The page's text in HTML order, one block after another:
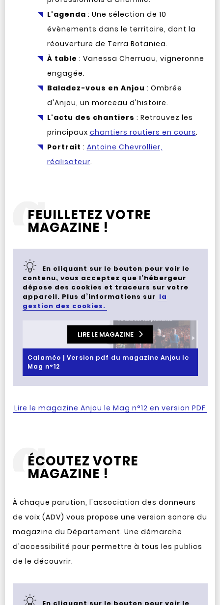
L'agenda : Une sélection de 10
évènements dans le territoire, dont la
réouverture de Terra Botanica.
À table : Vanessa Cherruau, vigneronne
engagée.
Baladez-vous en Anjou : Ombrée
d'Anjou, un morceau d'histoire.
L'actu des chantiers : Retrouvez les
principaux chantiers routiers en cours.
Portrait : Antoine Chevrollier,
réalisateur.
FEUILLETEZ VOTRE
MAGAZINE !
En cliquant sur le bouton pour voir le
contenu, vous acceptez que l’hébergeur
dépose des cookies et traceurs sur votre
appareil. Plus d’informations sur la
gestion des cookies.
LIRE LE MAGAZINE
Calaméo | Version pdf du magazine Anjou le
Mag n°12
Lire le magazine Anjou le Mag n°12 en version PDF
ÉCOUTEZ VOTRE
MAGAZINE !
À chaque parution, l'association des donneurs
de voix (ADV) vous propose une version sonore du
magazine du Département. Une démarche
d'accessibilité pour permettre à tous les publics
de le découvrir.